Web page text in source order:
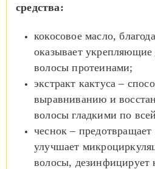
средства:
кокосовое масло,
оказывает
волосы протеинами;
экстракт кактуса –
выравниванию и
волосы гладкими по
чеснок –
улучшает
волосы, дезинфицирует